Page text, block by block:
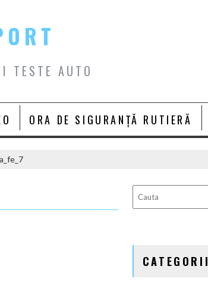
TESTE AUTO
ORA DE SIGURANȚĂ RUTIERĂ
CATEGORII